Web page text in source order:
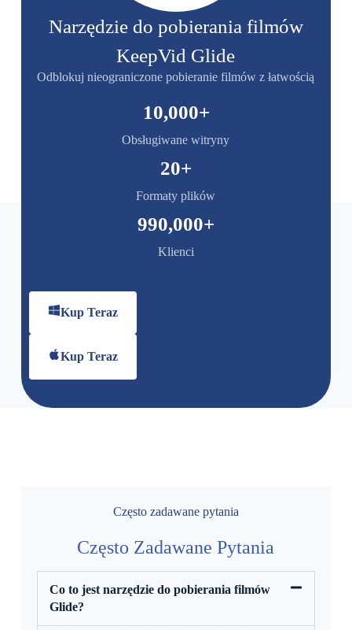
Narzędzie do pobierania filmów
KeepVid Glide
Odblokuj nieograniczone pobieranie filmów z łatwością
Obsługiwane witryny
10,000+
Formaty plików
20+
Klienci
990,000+
Kup Teraz
Kup Teraz
Często zadawane pytania
Często Zadawane Pytania
Co to jest narzędzie do pobierania filmów
Glide?